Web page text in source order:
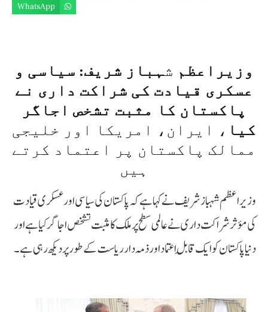
WhatsApp
وزیراعظم شہباز شریف: سیاسی و
عسکری قیادت کی شراکت داری نے
پاکستان کا مثبت تشخص اجاگر
کیا ، ایران، امریکا اور خلیجی
ممالک پاکستان پر اعتماد کرتے
ہیں
وزیراعظم شہباز شریف نے کہا ہے کہ پاکستان کی سیاسی اور عسکری قیادت
کی مؤثر شراکت داری نے عالمی سطح پر ملک کا مثبت تشخص اجاگر کیا ہے اور
دنیا پاکستان کو ایک قابلِ اعتماد اور ذمہ دار ریاست کے طور پر دیکھ رہی ہے۔